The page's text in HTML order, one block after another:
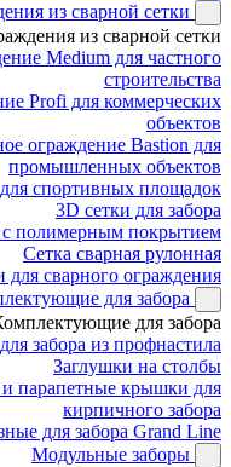
из сварной сетки
из сварной сетки
Medium для частного
строительства
Profi для коммерческих
объектов
ограждение Bastion для
промышленных объектов
спортивных площадок
3D сетки для забора
с полимерным покрытием
Сетка сварная рулонная
для сварного ограждения
для забора
для забора
забора из профнастила
Заглушки на столбы
парапетные крышки для
кирпичного забора
для забора Grand Line
Модульные заборы